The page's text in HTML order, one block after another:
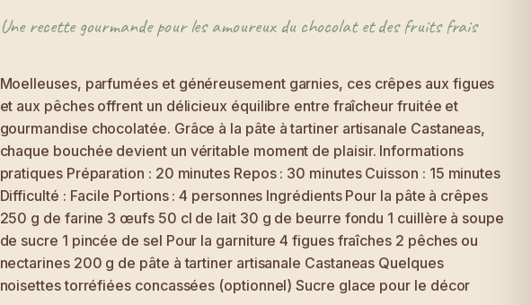
Une recette gourmande pour les amoureux du chocolat et des fruits frais
Moelleuses, parfumées et généreusement garnies, ces crêpes aux figues
et aux pêches offrent un délicieux équilibre entre fraîcheur fruitée et
gourmandise chocolatée. Grâce à la pâte à tartiner artisanale Castaneas,
chaque bouchée devient un véritable moment de plaisir. Informations
pratiques Préparation : 20 minutes Repos : 30 minutes Cuisson : 15 minutes
Difficulté : Facile Portions : 4 personnes Ingrédients Pour la pâte à crêpes
250 g de farine 3 œufs 50 cl de lait 30 g de beurre fondu 1 cuillère à soupe
de sucre 1 pincée de sel Pour la garniture 4 figues fraîches 2 pêches ou
nectarines 200 g de pâte à tartiner artisanale Castaneas Quelques
noisettes torréfiées concassées (optionnel) Sucre glace pour le décor